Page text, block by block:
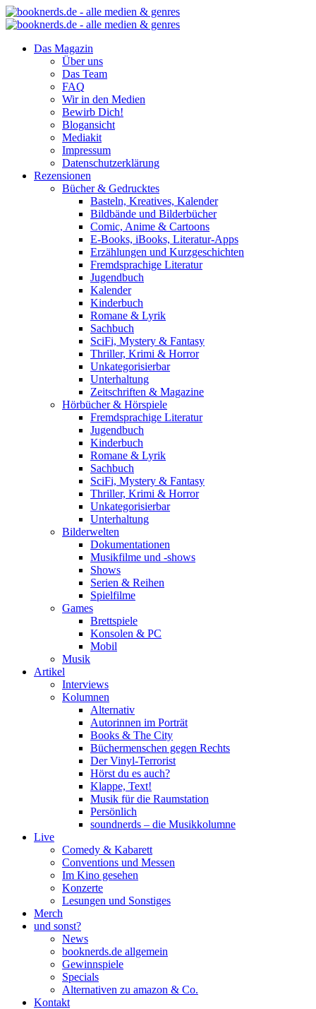
Das Magazin
Über uns
Das Team
FAQ
Wir in den Medien
Bewirb Dich!
Blogansicht
Mediakit
Impressum
Datenschutzerklärung
Rezensionen
Bücher & Gedrucktes
Basteln, Kreatives, Kalender
Bildbände und Bilderbücher
Comic, Anime & Cartoons
E-Books, iBooks, Literatur-Apps
Erzählungen und Kurzgeschichten
Fremdsprachige Literatur
Jugendbuch
Kalender
Kinderbuch
Romane & Lyrik
Sachbuch
SciFi, Mystery & Fantasy
Thriller, Krimi & Horror
Unkategorisierbar
Unterhaltung
Zeitschriften & Magazine
Hörbücher & Hörspiele
Fremdsprachige Literatur
Jugendbuch
Kinderbuch
Romane & Lyrik
Sachbuch
SciFi, Mystery & Fantasy
Thriller, Krimi & Horror
Unkategorisierbar
Unterhaltung
Bilderwelten
Dokumentationen
Musikfilme und -shows
Shows
Serien & Reihen
Spielfilme
Games
Brettspiele
Konsolen & PC
Mobil
Musik
Artikel
Interviews
Kolumnen
Alternativ
Autorinnen im Porträt
Books & The City
Büchermenschen gegen Rechts
Der Vinyl-Terrorist
Hörst du es auch?
Klappe, Text!
Musik für die Raumstation
Persönlich
soundnerds – die Musikkolumne
Live
Comedy & Kabarett
Conventions und Messen
Im Kino gesehen
Konzerte
Lesungen und Sonstiges
Merch
und sonst?
News
booknerds.de allgemein
Gewinnspiele
Specials
Alternativen zu amazon & Co.
Kontakt